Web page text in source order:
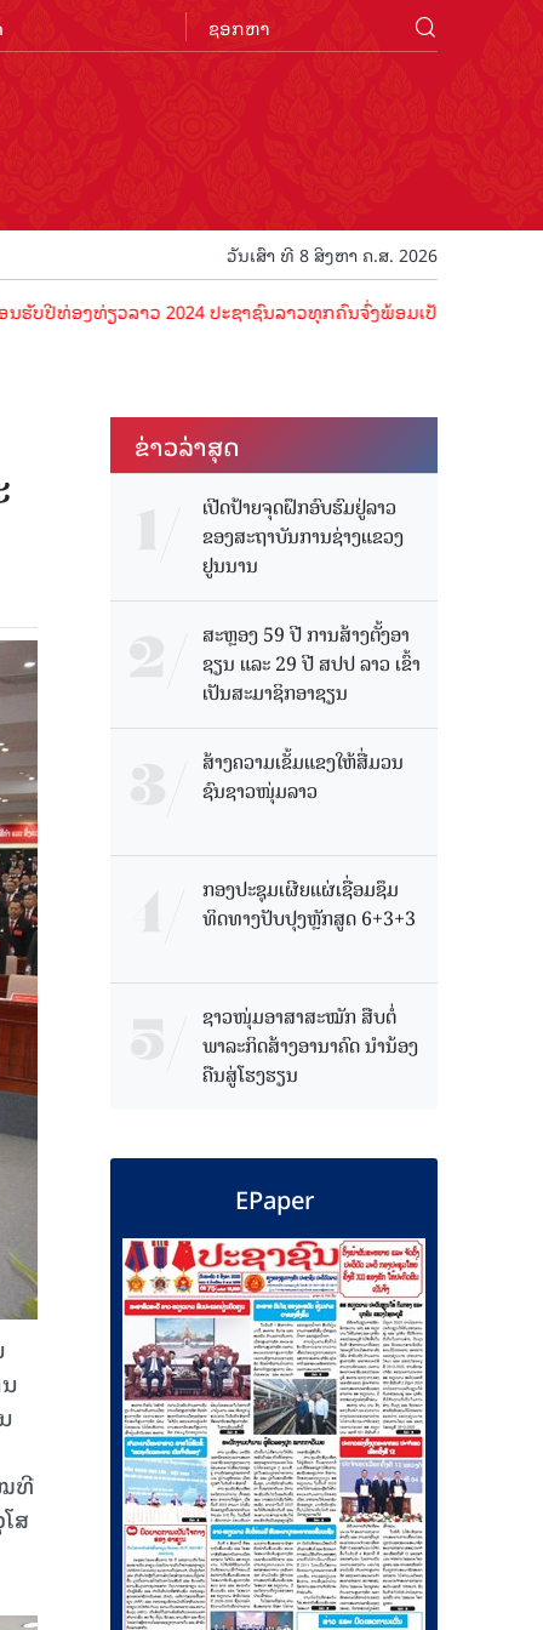
ວັນເສົາ ທີ 8 ສິງຫາ ຄ.ສ. 2026
ທ່ຽວລາວ 2024 ປະຊາຊົນລາວທຸກຄົນຈົ່ງພ້ອມເປັນເຈົ້າພາບທີ່ດີ ຕ້ອນຮັບ
ທີ
ສ
ຂ່າວ​ລ່າ​ສຸດ
ເປີດປ້າຍຈຸດຝຶກອົບຮົມຢູ່ລາວ
ຂອງສະຖາບັນການຊ່າງແຂວງ
ຢູນນານ
ສະຫຼອງ 59 ປີ ການສ້າງຕັ້ງອາ
ຊຽນ ແລະ 29 ປີ ສປປ ລາວ ເຂົ້າ
ເປັນສະມາຊິກອາຊຽນ
ສ້າງຄວາມເຂັ້ມແຂງໃຫ້ສື່ມວນ
ຊົນຊາວໜຸ່ມລາວ
ກອງປະຊຸມເຜີຍແຜ່ເຊື່ອມຊຶມ
ທິດທາງປັບປຸງຫຼັກສູດ 6+3+3
ຊາວໜຸ່ມອາສາສະໝັກ ສືບຕໍ່
ພາລະກິດສ້າງອານາຄົດ ນໍານ້ອງ
ຄືນສູ່ໂຮງຮຽນ
EPaper